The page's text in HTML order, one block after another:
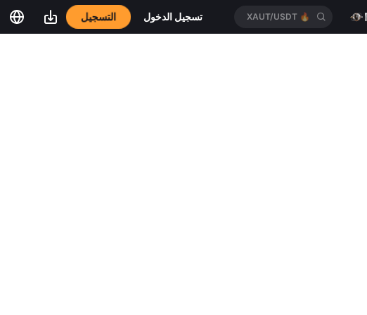
🔥
XAUT/USDT تسجيل الدخول التسجيل